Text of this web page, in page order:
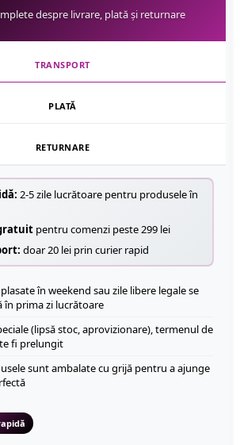
despre livrare, plată și returnare
TRANSPORT
PLATĂ
RETURNARE
2-5 zile lucrătoare pentru produsele în
pentru comenzi peste 299 lei
doar 20 lei prin curier rapid
în weekend sau zile libere legale se
în prima zi lucrătoare
(lipsă stoc, aprovizionare), termenul de
fi prelungit
sunt ambalate cu grijă pentru a ajunge